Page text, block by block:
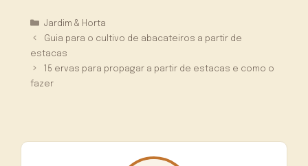
Categorias
Jardim & Horta
Guia para o cultivo de abacateiros a partir de
estacas
15 ervas para propagar a partir de estacas e como o
fazer